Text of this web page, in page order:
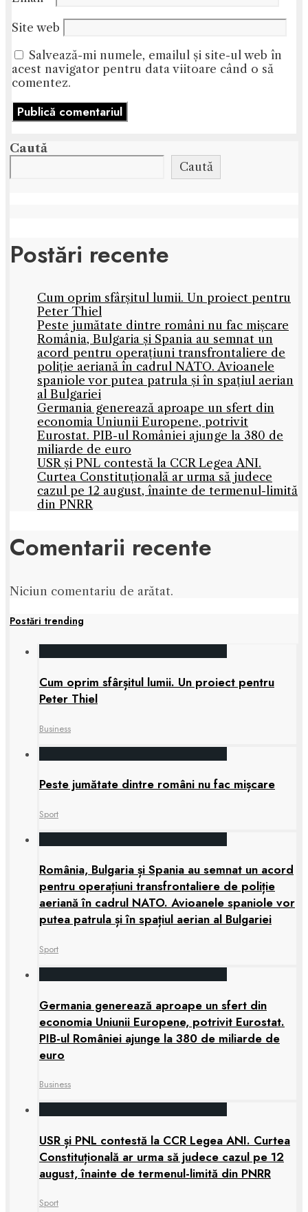
Site web
Salvează-mi numele, emailul și site-ul web în
acest navigator pentru data viitoare când o să
comentez.
Caută
Caută
Postări recente
Cum oprim sfârșitul lumii. Un proiect pentru
Peter Thiel
Peste jumătate dintre români nu fac mișcare
România, Bulgaria și Spania au semnat un
acord pentru operațiuni transfrontaliere de
poliție aeriană în cadrul NATO. Avioanele
spaniole vor putea patrula și în spațiul aerian
al Bulgariei
Germania generează aproape un sfert din
economia Uniunii Europene, potrivit
Eurostat. PIB-ul României ajunge la 380 de
miliarde de euro
USR și PNL contestă la CCR Legea ANI.
Curtea Constituțională ar urma să judece
cazul pe 12 august, înainte de termenul-limită
din PNRR
Comentarii recente
Niciun comentariu de arătat.
Postări trending
Cum oprim sfârșitul lumii. Un proiect pentru
Peter Thiel
Business
Peste jumătate dintre români nu fac mișcare
Sport
România, Bulgaria și Spania au semnat un acord
pentru operațiuni transfrontaliere de poliție
aeriană în cadrul NATO. Avioanele spaniole vor
putea patrula și în spațiul aerian al Bulgariei
Sport
Germania generează aproape un sfert din
economia Uniunii Europene, potrivit Eurostat.
PIB-ul României ajunge la 380 de miliarde de
euro
Business
USR și PNL contestă la CCR Legea ANI. Curtea
Constituțională ar urma să judece cazul pe 12
august, înainte de termenul-limită din PNRR
Sport